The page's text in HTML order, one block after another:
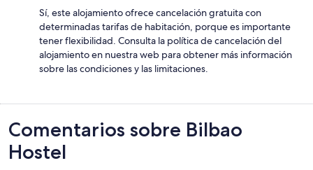
Sí, este alojamiento ofrece cancelación gratuita con
determinadas tarifas de habitación, porque es importante
tener flexibilidad. Consulta la política de cancelación del
alojamiento en nuestra web para obtener más información
sobre las condiciones y las limitaciones.
Comentarios
Comentarios sobre Bilbao
Hostel